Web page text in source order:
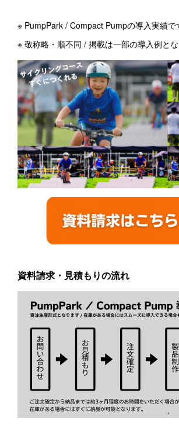
※ PumpPark / Compact Pumpの導入実績で
※ 敬称略・順不同 / 掲載は一部の導入例とな
資料請求・見積もりの流れ